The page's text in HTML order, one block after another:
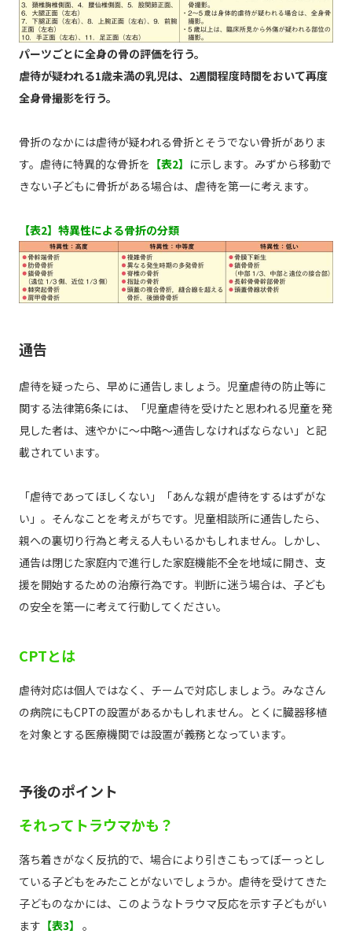
パーツごとに全身の骨の評価を行う。
虐待が疑われる1歳未満の乳児は、2週間程度時間をおいて再度
全身骨撮影を行う。
骨折のなかには虐待が疑われる骨折とそうでない骨折がありま
す。虐待に特異的な骨折を 【表2】 に示します。みずから移動で
きない子どもに骨折がある場合は、虐待を第一に考えます。
【表2】特異性による骨折の分類
通告
虐待を疑ったら、早めに通告しましょう。児童虐待の防止等に
関する法律第6条には、「児童虐待を受けたと思われる児童を発
見した者は、速やかに～中略～通告しなければならない」と記
載されています。
「虐待であってほしくない」「あんな親が虐待をするはずがな
い」。そんなことを考えがちです。児童相談所に通告したら、
親への裏切り行為と考える人もいるかもしれません。しかし、
通告は閉じた家庭内で進行した家庭機能不全を地域に開き、支
援を開始するための治療行為です。判断に迷う場合は、子ども
の安全を第一に考えて行動してください。
CPTとは
虐待対応は個人ではなく、チームで対応しましょう。みなさん
の病院にもCPTの設置があるかもしれません。とくに臓器移植
を対象とする医療機関では設置が義務となっています。
予後のポイント
それってトラウマかも？
落ち着きがなく反抗的で、場合により引きこもってぼーっとし
ている子どもをみたことがないでしょうか。虐待を受けてきた
子どものなかには、このようなトラウマ反応を示す子どもがい
ます 【表3】 。